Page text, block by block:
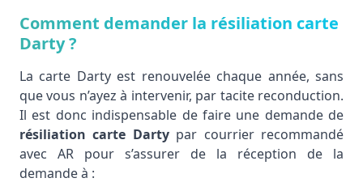
Comment demander la résiliation carte
Darty ?
La carte Darty est renouvelée chaque année, sans
que vous n’ayez à intervenir, par tacite reconduction.
Il est donc indispensable de faire une demande de
résiliation carte Dartypar courrier recommandé
avec AR pour s’assurer de la réception de la
demande à :